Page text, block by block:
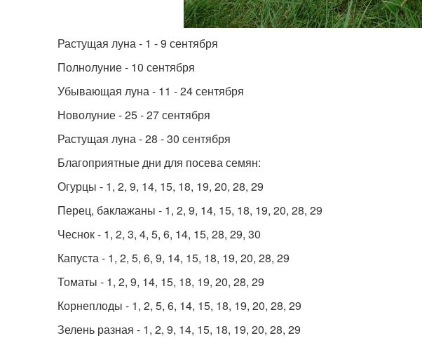
Растущая луна - 1 - 9 сентября
Полнолуние - 10 сентября
Убывающая луна - 11 - 24 сентября
Новолуние - 25 - 27 сентября
Растущая луна - 28 - 30 сентября
Благоприятные дни для посева семян:
Огурцы - 1, 2, 9, 14, 15, 18, 19, 20, 28, 29
Перец, баклажаны - 1, 2, 9, 14, 15, 18, 19, 20, 28, 29
Чеснок - 1, 2, 3, 4, 5, 6, 14, 15, 28, 29, 30
Капуста - 1, 2, 5, 6, 9, 14, 15, 18, 19, 20, 28, 29
Томаты - 1, 2, 9, 14, 15, 18, 19, 20, 28, 29
Корнеплоды - 1, 2, 5, 6, 14, 15, 18, 19, 20, 28, 29
Зелень разная - 1, 2, 9, 14, 15, 18, 19, 20, 28, 29